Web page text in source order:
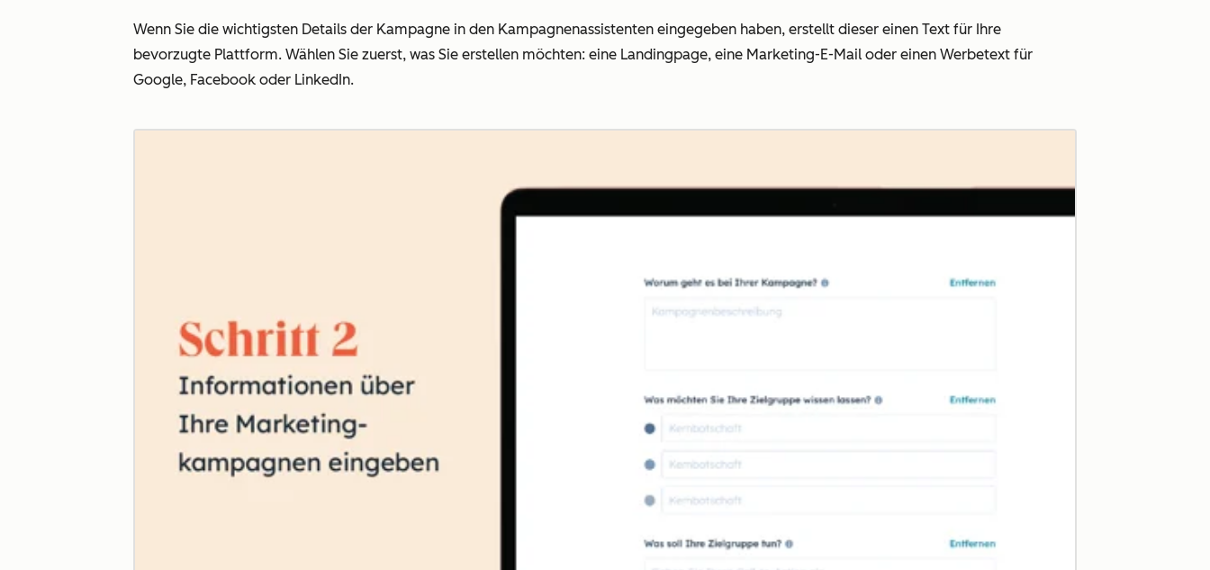
Wenn Sie die wichtigsten Details der Kampagne in den Kampagnenassistenten eingegeben haben, erstellt dieser einen Text für Ihre
bevorzugte Plattform. Wählen Sie zuerst, was Sie erstellen möchten: eine Landingpage, eine Marketing-E-Mail oder einen Werbetext für
Google, Facebook oder LinkedIn.